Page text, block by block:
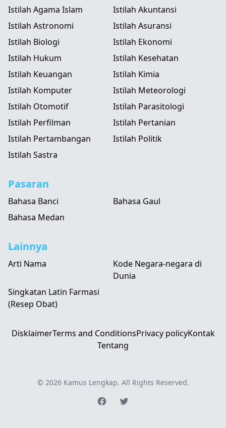
Istilah Agama Islam
Istilah Akuntansi
Istilah Astronomi
Istilah Asuransi
Istilah Biologi
Istilah Ekonomi
Istilah Hukum
Istilah Kesehatan
Istilah Keuangan
Istilah Kimia
Istilah Komputer
Istilah Meteorologi
Istilah Otomotif
Istilah Parasitologi
Istilah Perfilman
Istilah Pertanian
Istilah Pertambangan
Istilah Politik
Istilah Sastra
Pasaran
Bahasa Banci
Bahasa Gaul
Bahasa Medan
Lainnya
Arti Nama
Kode Negara-negara di
Dunia
Singkatan Latin Farmasi
(Resep Obat)
DisklaimerTerms and ConditionsPrivacy policyKontak
Tentang
© 2026 Kamus Lengkap. All Rights Reserved.